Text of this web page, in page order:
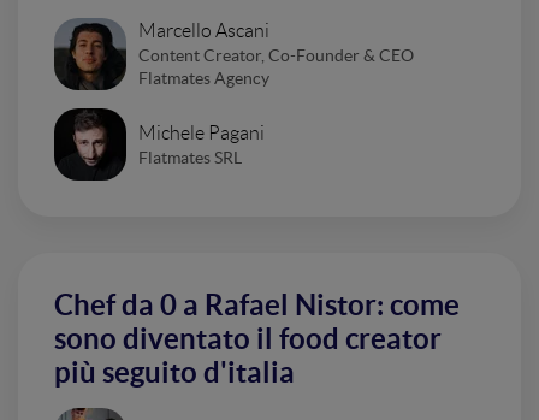
Marcello Ascani
Content Creator, Co-Founder & CEO
Flatmates Agency
Michele Pagani
Flatmates SRL
Chef da 0 a Rafael Nistor: come
sono diventato il food creator
più seguito d'italia